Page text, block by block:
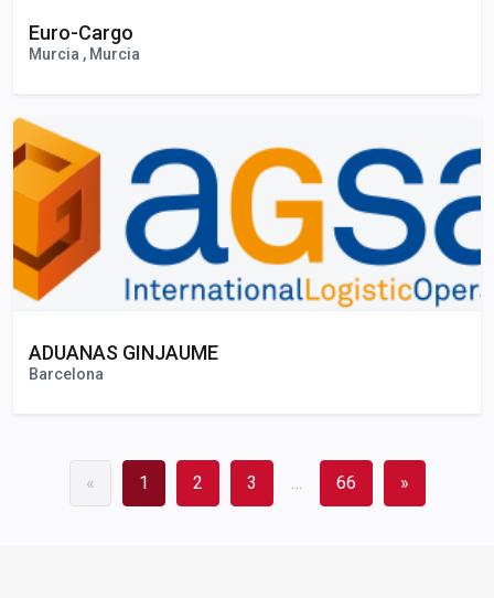
Euro-Cargo
Murcia , Murcia
ADUANAS GINJAUME
Barcelona
« 1 2 3 … 66 »